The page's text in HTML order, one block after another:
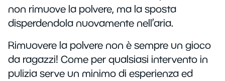
non rimuove la polvere, ma la sposta
disperdendola nuovamente nell’aria.
Rimuovere la polvere non è sempre un gioco
da ragazzi! Come per qualsiasi intervento in
pulizia serve un minimo di esperienza ed